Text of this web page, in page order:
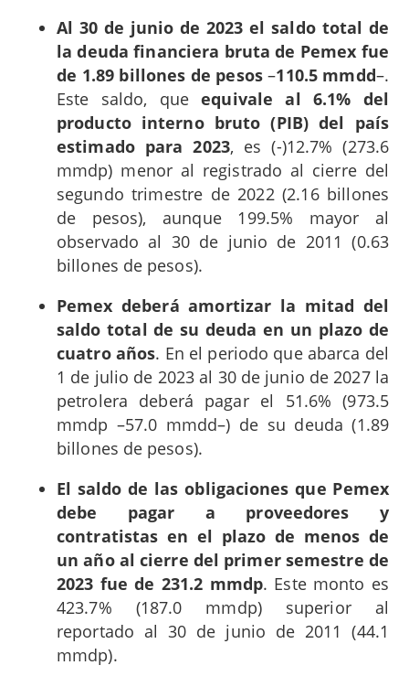
Al 30 de junio de 2023 el saldo total de
la deuda financiera bruta de Pemex fue
de 1.89 billones de pesos–110.5 mmdd–.
Este saldo, queequivale al 6.1% del
producto interno bruto (PIB) del país
estimado para 2023, es (-)12.7% (273.6
mmdp) menor al registrado al cierre del
segundo trimestre de 2022 (2.16 billones
de pesos), aunque 199.5% mayor al
observado al 30 de junio de 2011 (0.63
billones de pesos).
Pemex deberá amortizar la mitad del
saldo total de su deuda en un plazo de
cuatro años. En el periodo que abarca del
1 de julio de 2023 al 30 de junio de 2027 la
petrolera deberá pagar el 51.6% (973.5
mmdp –57.0 mmdd–) de su deuda (1.89
billones de pesos).
El saldo de las obligaciones que Pemex
debe pagar a proveedores y
contratistas en el plazo de menos de
un año al cierre del primer semestre de
2023 fue de 231.2 mmdp. Este monto es
423.7% (187.0 mmdp) superior al
reportado al 30 de junio de 2011 (44.1
mmdp).